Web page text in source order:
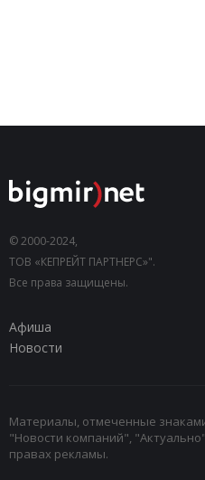
© 2000-2024,
ТОВ «КЕПРЕЙТ ПАРТНЕРС»".
Все права защищены.
Афиша
Новости
Материалы, отмеченные
"Новости компаний",
правах рекламы.